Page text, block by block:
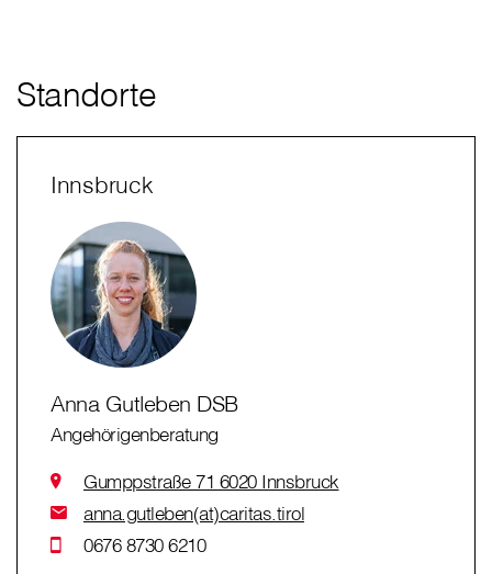
Standorte
Innsbruck
Anna Gutleben DSB
Angehörigenberatung
Gumppstraße 71 6020 Innsbruck
anna.gutleben(at)caritas.tirol
0676 8730 6210